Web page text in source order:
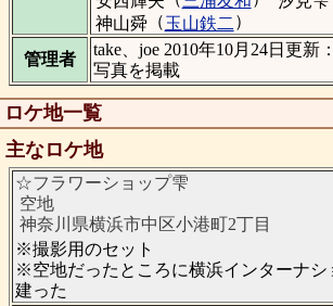
神山舜 （玉山鉄二 ）
管理者
take、joe 2010年10月24日更新
写真を掲載
ロケ地一覧
主なロケ地
☆フラワーショップ雫
空地
神奈川県横浜市中区小港町2丁目
※撮影用のセット
※空地だったところに横浜インターナシ
建った